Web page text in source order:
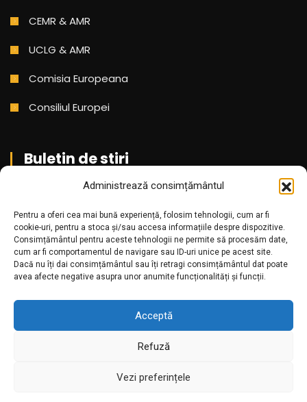
Administrează consimțământul
Pentru a oferi cea mai bună experiență, folosim tehnologii, cum ar fi
cookie-uri, pentru a stoca și/sau accesa informațiile despre dispozitive.
Consimțământul pentru aceste tehnologii ne permite să procesăm date,
cum ar fi comportamentul de navigare sau ID-uri unice pe acest site.
Dacă nu îți dai consimțământul sau îți retragi consimțământul dat poate
avea afecte negative asupra unor anumite funcționalități și funcții.
Acceptă
Refuză
Vezi preferințele
CEMR & AMR
UCLG & AMR
Comisia Europeana
Consiliul Europei
Buletin de stiri
Aboneaza-te pentru a primi cele mai noi stiri din partea
noastra!